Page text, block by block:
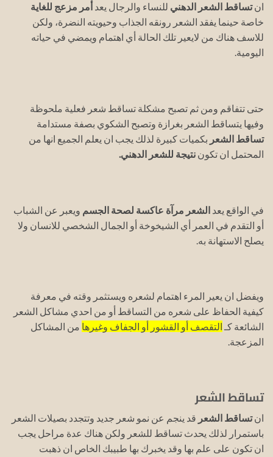
انتساقط الشعر الدهني للنساء والرجال يعد أمر مزعج للغاية
خاصة حينما يفقد الشعر رونقه الجذاب وحيويته النضرة، ولكن
للاسف هناك من لايعير تلك الحالة أي اهتمام ويمضي في حياته
اليومية.
حتى تتفاقم ومن ثم تصبح مشكلة تساقط شعر فعلية ملحوظة
وفيها يتساقط الشعر بغرازة وتصبح الشكوي بصفة مستدامة
تساقط الشعر بكميات كبيرة لذلك يجب ان يعلم الجميع انها من
المحتمل ان تكون نتيجة للشعر الدهني.
في الواقع يعد الشعر مرآة عاكسة لصحة الجسم ويعبر عن الشباب
أو التقدم في العمر أي الشيخوخة أو الجمال الشخصي للانسان ولا
يصلح الاستهانة به.
ويفضل ان يعير المرء اهتمام لشعره ويستثمر وقته في معرفة
كيفية الحفاظ على شعره من التساقط أو من احدي مشاكل الشعر
الشائعة كـ التقصف أو القشور أو الجفاف وغيرها من المشاكل
المزعجة.
تساقط الشعر
انتساقط الشعر قد ينجم عن نمو شعر جديد وتتجدد بصيلات الشعر
باستمرار لذلك يحدث تساقط للشعر ولكن هناك عدة مراحل يجب
ان تكون على علم بها وقد يخبرك بها طبيبك الخاص ان ذهبت